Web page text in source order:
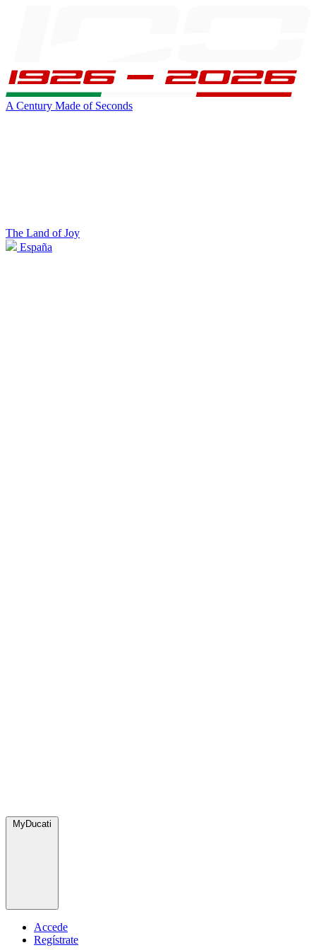
A Century Made of Seconds
The Land of Joy
España
MyDucati
Accede
Regístrate